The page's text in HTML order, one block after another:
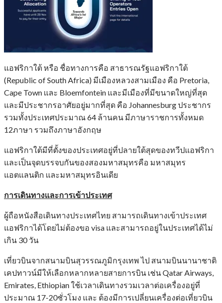
แอฟริกาใต้ หรือ ชื่อทางการคือ สาธารณรัฐแอฟริกาใต้
(Republic of South Africa) มีเมืองหลวงสามเมือง คือ Pretoria,
Cape Town และ Bloemfontein และมีเมืองที่มีขนาดใหญ่ที่สุด
และมีประชากรอาศัยอยู่มากที่สุด คือ Johannesburg ประชากร
รวมทั้งประเทศประมาณ 64 ล้านคน มีภาษาราชการทั้งหมด
12ภาษา รวมถึงภาษาอังกฤษ
แอฟริกาใต้มีที่ตั้งของประเทศอยู่ที่ปลายใต้สุดของทวีปแอฟริกา
และเป็นจุดบรรจบกันของสองมหาสมุทรคือ มหาสมุทร
แอตแลนติก และมหาสมุทรอินเดีย
การเดินทางและการเข้าประเทศ
ผู้ถือหนังสือเดินทางประเทศไทย สามารถเดินทางเข้าประเทศ
แอฟริกาได้โดยไม่ต้องขอ visa และสามารถอยู่ในประเทศได้ไม่
เกิน 30 วัน
เที่ยวบินจากสนามบินสุวรรณภูมิกรุงเทพ ไป สนามบินนานาชาติ
เคปทาวน์มีให้เลือกหลากหลายสายการบิน เช่น Qatar Airways,
Emirates, Ethiopian ใช้เวลาเดินทางรวมเวลาต่อเครื่องอยู่ที่
ประมาณ 17-20ชั่วโมง และ ต้องมีการเปลี่ยนเครื่องต่อเที่ยวบิน